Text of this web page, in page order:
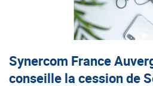
Synercom France
conseille la cession de